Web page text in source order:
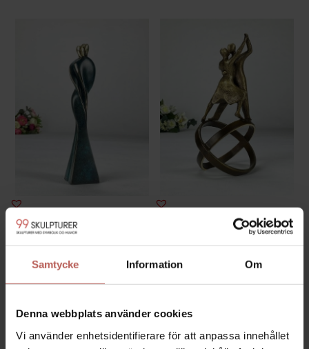
Samtycke Information Om
Denna webbplats använder cookies
Vi använder enhetsidentifierare för att anpassa innehållet
SAMHÖRIGHET
2.420,00SEK
5.860,00SEK